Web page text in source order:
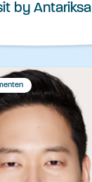
by Antariksa